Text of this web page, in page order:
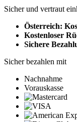
Sicher und vertraut
Österreich:
Kostenloser
Sichere
Sicher bezahlen mit
Nachnahme
Vorauskasse